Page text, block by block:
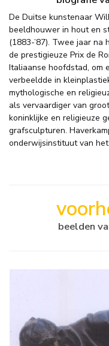
De Duitse kunstenaar
beeldhouwer in hout en
(1883-’87). Twee jaar
de prestigieuze Prix de
Italiaanse hoofdstad, om
verbeeldde in
mythologische en
als vervaardiger van
koninklijke en religieuze
grafsculpturen.
onderwijsinstituut van
beelden